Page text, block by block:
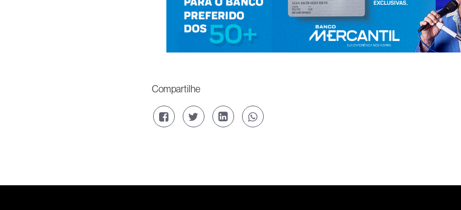
Compartilhe